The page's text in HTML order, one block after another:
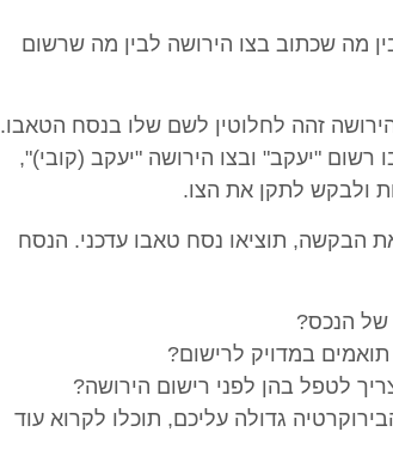
מה שכתוב בצו הירושה לבין מה שרשום
זהה לחלוטין לשם שלו בנסח הטאבו.
"יעקב" ובצו הירושה "יעקב (קובי)",
ולבקש לתקן את הצו.
הבקשה, תוציאו נסח טאבו עדכני. הנסח
של הנכס?
במדויק לרישום?
לטפל בהן לפני רישום הירושה?
גדולה עליכם, תוכלו לקרוא עוד